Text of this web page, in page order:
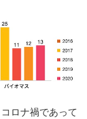
ロナ禍であって